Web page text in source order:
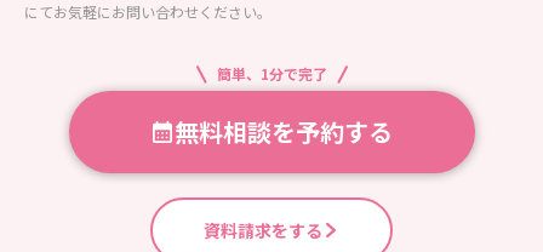
にてお気軽にお問い合わせください。
簡単、1分で完了
無料相談を予約する
資料請求をする